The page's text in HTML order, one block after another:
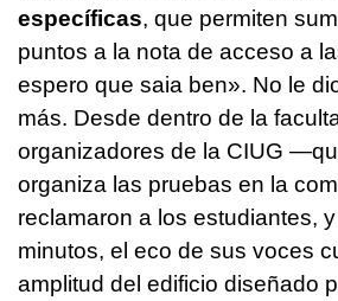
específicas, que permiten
puntos a la nota de acceso a
espero que saia ben». No le
más. Desde dentro de la
organizadores de la CIUG
organiza las pruebas en la
reclamaron a los estudiantes,
minutos, el eco de sus voces
amplitud del edificio diseñado